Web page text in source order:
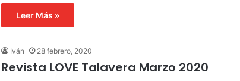
Leer Más »
Iván 28 febrero, 2020
Revista LOVE Talavera Marzo 2020